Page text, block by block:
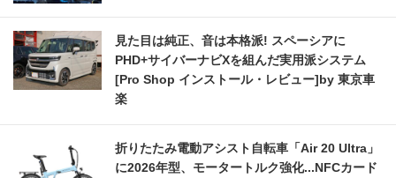
見た目は純正、音は本格派! スペーシアに
PHD+サイバーナビXを組んだ実用派システム
[Pro Shop インストール・レビュー]by 東京車
楽
折りたたみ電動アシスト自転車「Air 20 Ultra」
に2026年型、モータートルク強化...NFCカード